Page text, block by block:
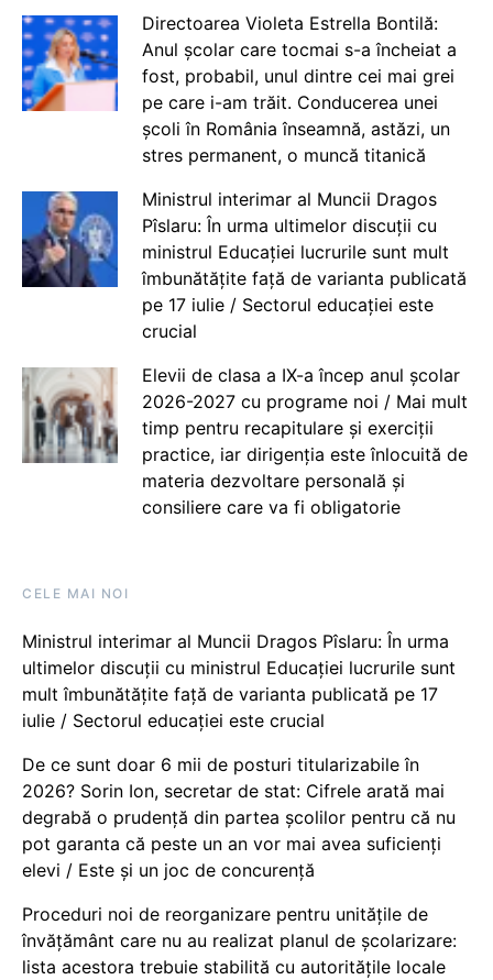
Directoarea Violeta Estrella Bontilă:
Anul școlar care tocmai s-a încheiat a
fost, probabil, unul dintre cei mai grei
pe care i-am trăit. Conducerea unei
școli în România înseamnă, astăzi, un
stres permanent, o muncă titanică
Ministrul interimar al Muncii Dragos
Pîslaru: În urma ultimelor discuții cu
ministrul Educației lucrurile sunt mult
îmbunătățite față de varianta publicată
pe 17 iulie / Sectorul educației este
crucial
Elevii de clasa a IX-a încep anul școlar
2026-2027 cu programe noi / Mai mult
timp pentru recapitulare și exerciții
practice, iar dirigenția este înlocuită de
materia dezvoltare personală și
consiliere care va fi obligatorie
CELE MAI NOI
Ministrul interimar al Muncii Dragos Pîslaru: În urma
ultimelor discuții cu ministrul Educației lucrurile sunt
mult îmbunătățite față de varianta publicată pe 17
iulie / Sectorul educației este crucial
De ce sunt doar 6 mii de posturi titularizabile în
2026? Sorin Ion, secretar de stat: Cifrele arată mai
degrabă o prudență din partea școlilor pentru că nu
pot garanta că peste un an vor mai avea suficienți
elevi / Este și un joc de concurență
Proceduri noi de reorganizare pentru unitățile de
învățământ care nu au realizat planul de școlarizare:
lista acestora trebuie stabilită cu autoritățile locale